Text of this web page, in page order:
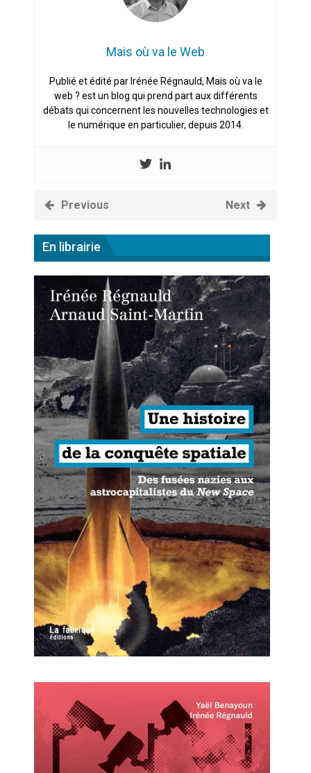
Mais où va le Web
Publié et édité par Irénée Régnauld, Mais où va le
web ? est un blog qui prend part aux différents
débats qui concernent les nouvelles technologies et
le numérique en particulier, depuis 2014.
Previous Next
En librairie